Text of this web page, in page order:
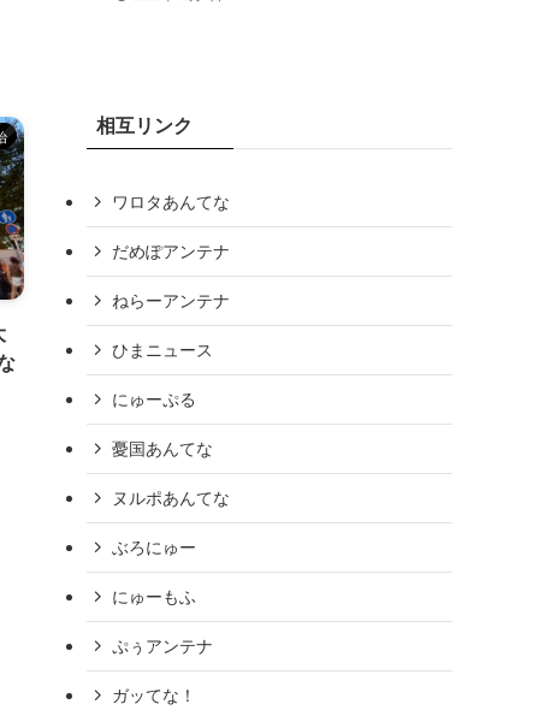
相互リンク
ワロタあんてな
だめぽアンテナ
ねらーアンテナ
ひまニュース
にゅーぷる
憂国あんてな
ヌルポあんてな
ぶろにゅー
にゅーもふ
ぷぅアンテナ
ガッてな！